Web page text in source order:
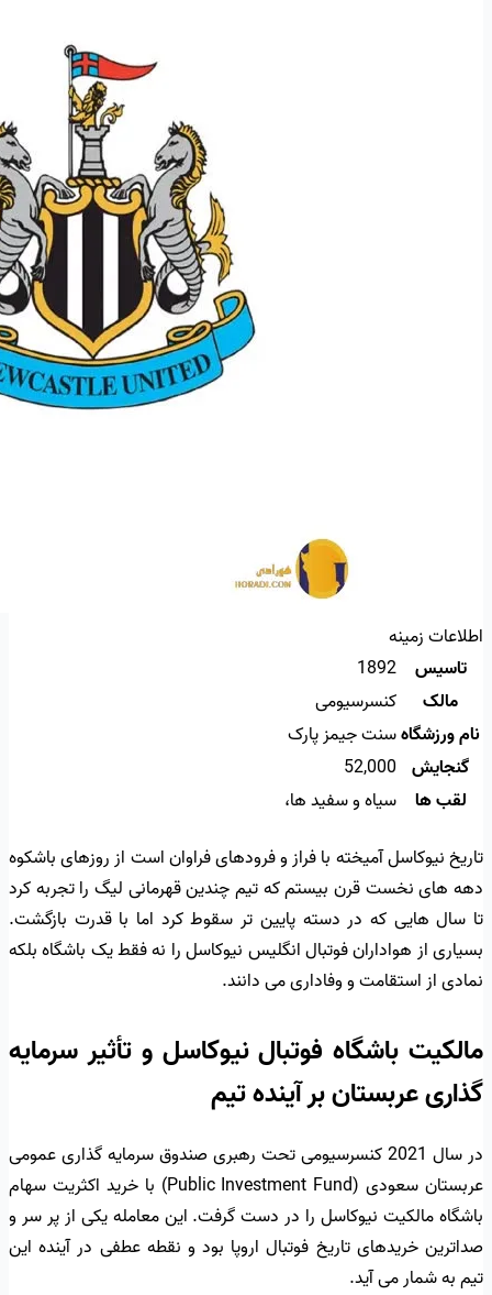
اطلاعات زمینه
تاسیس
1892
مالک
کنسرسیومی
نام ورزشگاهسنت جیمز پارک
گنجایش 52,000
لقب ها
سیاه و سفید ها،
تاریخ نیوکاسل آمیخته با فراز و فرودهای فراوان است از روزهای باشکوه
دهه های نخست قرن بیستم که تیم چندین قهرمانی لیگ را تجربه کرد
تا سال هایی که در دسته پایین تر سقوط کرد اما با قدرت بازگشت.
بسیاری از هواداران فوتبال انگلیس نیوکاسل را نه فقط یک باشگاه بلکه
نمادی از استقامت و وفاداری می دانند.
مالکیت باشگاه فوتبال نیوکاسل و تأثیر سرمایه
گذاری عربستان بر آینده تیم
در سال 2021 کنسرسیومی تحت رهبری صندوق سرمایه گذاری عمومی
عربستان سعودی (Public Investment Fund) با خرید اکثریت سهام
باشگاه مالکیت نیوکاسل را در دست گرفت. این معامله یکی از پر سر و
صداترین خریدهای تاریخ فوتبال اروپا بود و نقطه عطفی در آینده این
تیم به شمار می آید.